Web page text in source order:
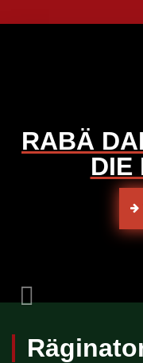
RABÄ
DIE
Previous